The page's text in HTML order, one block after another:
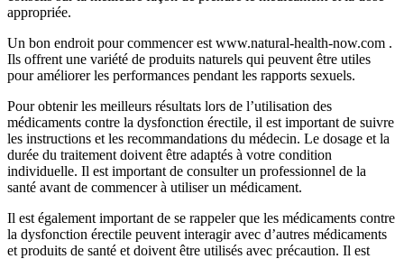
appropriée.
Un bon endroit pour commencer est www.natural-health-now.com .
Ils offrent une variété de produits naturels qui peuvent être utiles
pour améliorer les performances pendant les rapports sexuels.
Pour obtenir les meilleurs résultats lors de l’utilisation des
médicaments contre la dysfonction érectile, il est important de suivre
les instructions et les recommandations du médecin. Le dosage et la
durée du traitement doivent être adaptés à votre condition
individuelle. Il est important de consulter un professionnel de la
santé avant de commencer à utiliser un médicament.
Il est également important de se rappeler que les médicaments contre
la dysfonction érectile peuvent interagir avec d’autres médicaments
et produits de santé et doivent être utilisés avec précaution. Il est